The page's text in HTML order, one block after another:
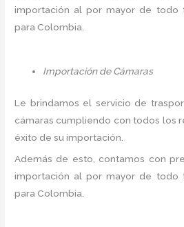
importación al por mayor de todo
para Colombia.
Importación de Cámaras
Le brindamos el servicio de
cámaras cumpliendo con todos los
éxito de su importación.
Además de esto, contamos con
importación al por mayor de todo
para Colombia.